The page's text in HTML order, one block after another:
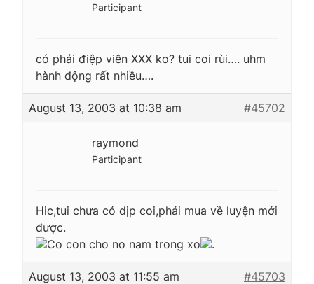
Participant
có phải điệp viên XXX ko? tui coi rùi…. uhm
hành động rất nhiều….
August 13, 2003 at 10:38 am #45702
raymond
Participant
Hic,tui chưa có dịp coi,phải mua về luyện mới
được.
Co con cho no nam trong xo
.
August 13, 2003 at 11:55 am #45703